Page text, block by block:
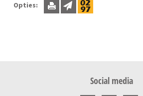
Opties:
Social media